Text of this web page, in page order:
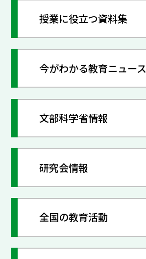
授業に役立つ資料集
今がわかる教育ニュース
文部科学省情報
研究会情報
全国の教育活動